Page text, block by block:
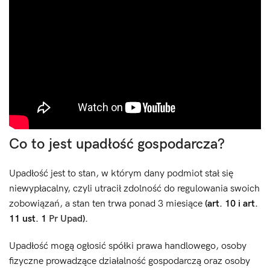
Co to jest upadłość gospodarcza?
Upadłość jest to stan, w którym dany podmiot stał się
niewypłacalny, czyli utracił zdolność do regulowania swoich
zobowiązań, a stan ten trwa ponad 3 miesiące (art. 10 i art.
11 ust. 1 Pr Upad).
Upadłość mogą ogłosić spółki prawa handlowego, osoby
fizyczne prowadzące działalność gospodarczą oraz osoby